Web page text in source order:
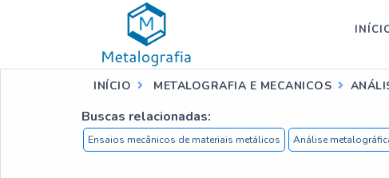
INÍCIO METALOGRAFIA E MECANICOS
Buscas relacionadas:
Ensaios mecânicos de materiais metálicos Análise